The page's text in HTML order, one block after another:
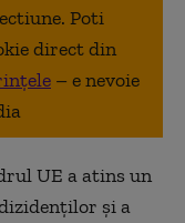
Poti
direct din
– e nevoie
UE a atins un
și a